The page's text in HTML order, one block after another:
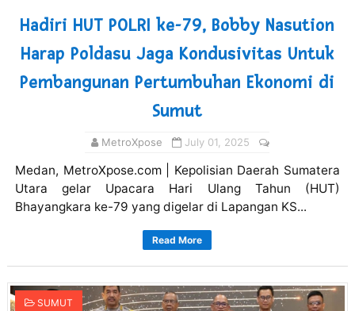
Hadiri HUT POLRI ke-79, Bobby Nasution
Harap Poldasu Jaga Kondusivitas Untuk
Pembangunan Pertumbuhan Ekonomi di
Sumut
MetroXpose July 01, 2025
Medan, MetroXpose.com | Kepolisian Daerah Sumatera
Utara gelar Upacara Hari Ulang Tahun (HUT)
Bhayangkara ke-79 yang digelar di Lapangan KS...
Read More
SUMUT